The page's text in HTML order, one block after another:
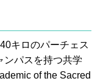
キロのパーチェス
ンパスを持つ共学
of the Sacred